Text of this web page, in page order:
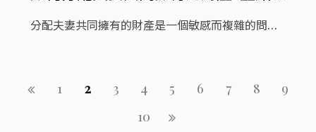
一次看
分配夫妻共同擁有的財產是一個敏感而複雜的問
重要一環。透過尊重、理解和協商，夫妻可以共同
制定一個公正合理的方案，為雙方的未來奠定穩固
1 2 3 4 5 6 7 8
9
10